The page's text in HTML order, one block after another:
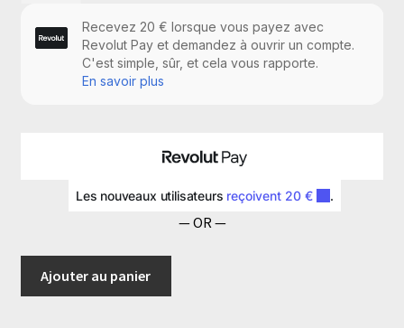
indépendant
— OR —
Ajouter au panier